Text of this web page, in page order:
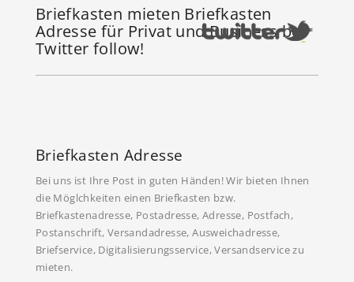
Briefkasten mieten Briefkasten
Adresse für Privat und Business bei
Twitter follow!
Briefkasten Adresse
Bei uns ist Ihre Post in guten Händen! Wir bieten Ihnen
die Möglchkeiten einen Briefkasten bzw.
Briefkastenadresse, Postadresse, Adresse, Postfach,
Postanschrift, Versandadresse, Ausweichadresse,
Briefservice, Digitalisierungsservice, Versandservice zu
mieten.